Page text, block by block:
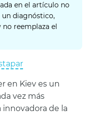
en el artículo no
un diagnóstico,
reemplaza el
en Kiev es un
vez más
innovadora de la